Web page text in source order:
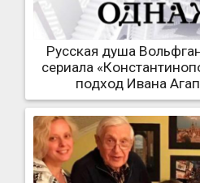
Русская душа
сериала
подход Ивана